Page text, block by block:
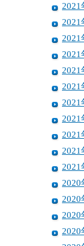
2021
2021
2021
2021
2021
2021
2021
2021
2021
2021
2021
2020
2020
2020
2020